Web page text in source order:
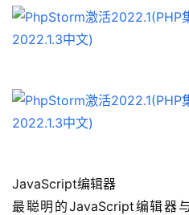
JavaScript编辑器
最聪明的JavaScript编辑器